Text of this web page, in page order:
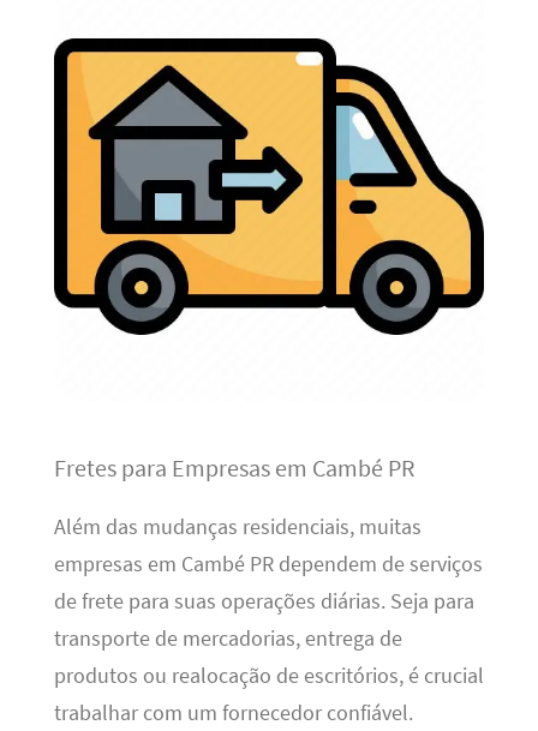
Fretes para Empresas em Cambé PR
Além das mudanças residenciais, muitas
empresas em Cambé PR dependem de serviços
de frete para suas operações diárias. Seja para
transporte de mercadorias, entrega de
produtos ou realocação de escritórios, é crucial
trabalhar com um fornecedor confiável.